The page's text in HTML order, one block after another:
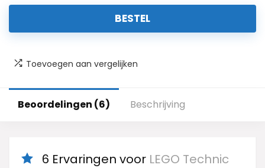
BESTEL
Toevoegen aan vergelijken
Beoordelingen (6) Beschrijving
6 Ervaringen voor LEGO Technic